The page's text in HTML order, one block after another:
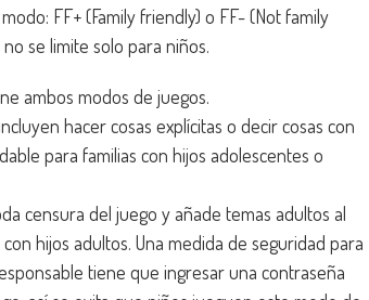
FF+ (Family friendly) o FF- (Not family
se limite solo para niños.
ambos modos de juegos.
hacer cosas explícitas o decir cosas con
para familias con hijos adolescentes o
censura del juego y añade temas adultos al
hijos adultos. Una medida de seguridad para
tiene que ingresar una contraseña